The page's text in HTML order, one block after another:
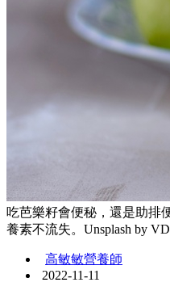
吃芭樂籽會便秘，還是助排
養素不流失。Unsplash by
高敏敏營養師
2022-11-11